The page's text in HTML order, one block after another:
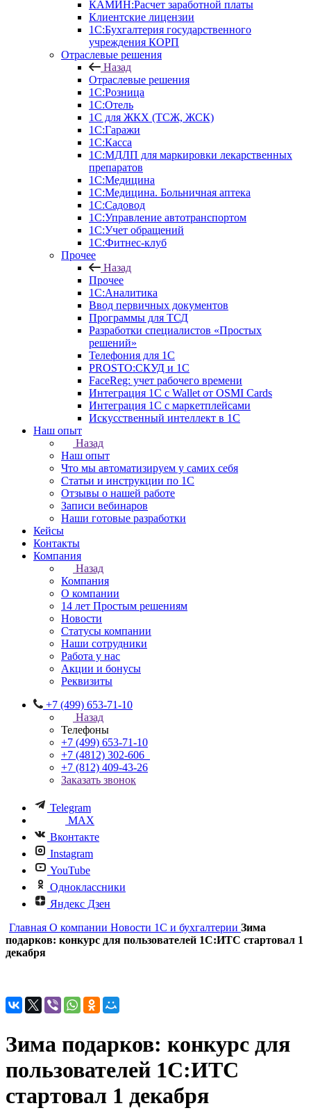
КАМИН:Расчет заработной платы
Клиентские лицензии
1С:Бухгалтерия государственного
учреждения КОРП
Отраслевые решения
Назад
Отраслевые решения
1С:Розница
1С:Отель
1С для ЖКХ (ТСЖ, ЖСК)
1С:Гаражи
1С:Касса
1С:МДЛП для маркировки лекарственных
препаратов
1С:Медицина
1С:Медицина. Больничная аптека
1С:Садовод
1С:Управление автотранспортом
1С:Учет обращений
1С:Фитнес-клуб
Прочее
Назад
Прочее
1С:Аналитика
Ввод первичных документов
Программы для ТСД
Разработки специалистов «Простых
решений»
Телефония для 1С
PROSTO:СКУД и 1С
FaceReg: учет рабочего времени
Интеграция 1С с Wallet от OSMI Cards
Интеграция 1С с маркетплейсами
Искусственный интеллект в 1С
Наш опыт
Назад
Наш опыт
Что мы автоматизируем у самих себя
Статьи и инструкции по 1С
Отзывы о нашей работе
Записи вебинаров
Наши готовые разработки
Кейсы
Контакты
Компания
Назад
Компания
О компании
14 лет Простым решениям
Новости
Статусы компании
Наши сотрудники
Работа у нас
Акции и бонусы
Реквизиты
+7 (499) 653-71-10
Назад
Телефоны
+7 (499) 653-71-10
+7 (4812) 302-606
+7 (812) 409-43-26
Заказать звонок
Telegram
MAX
Вконтакте
Instagram
YouTube
Одноклассники
Яндекс Дзен
Главная О компании Новости 1С и бухгалтерии Зима
подарков: конкурс для пользователей 1С:ИТС стартовал 1
декабря
Зима подарков: конкурс для
пользователей 1С:ИТС
стартовал 1 декабря